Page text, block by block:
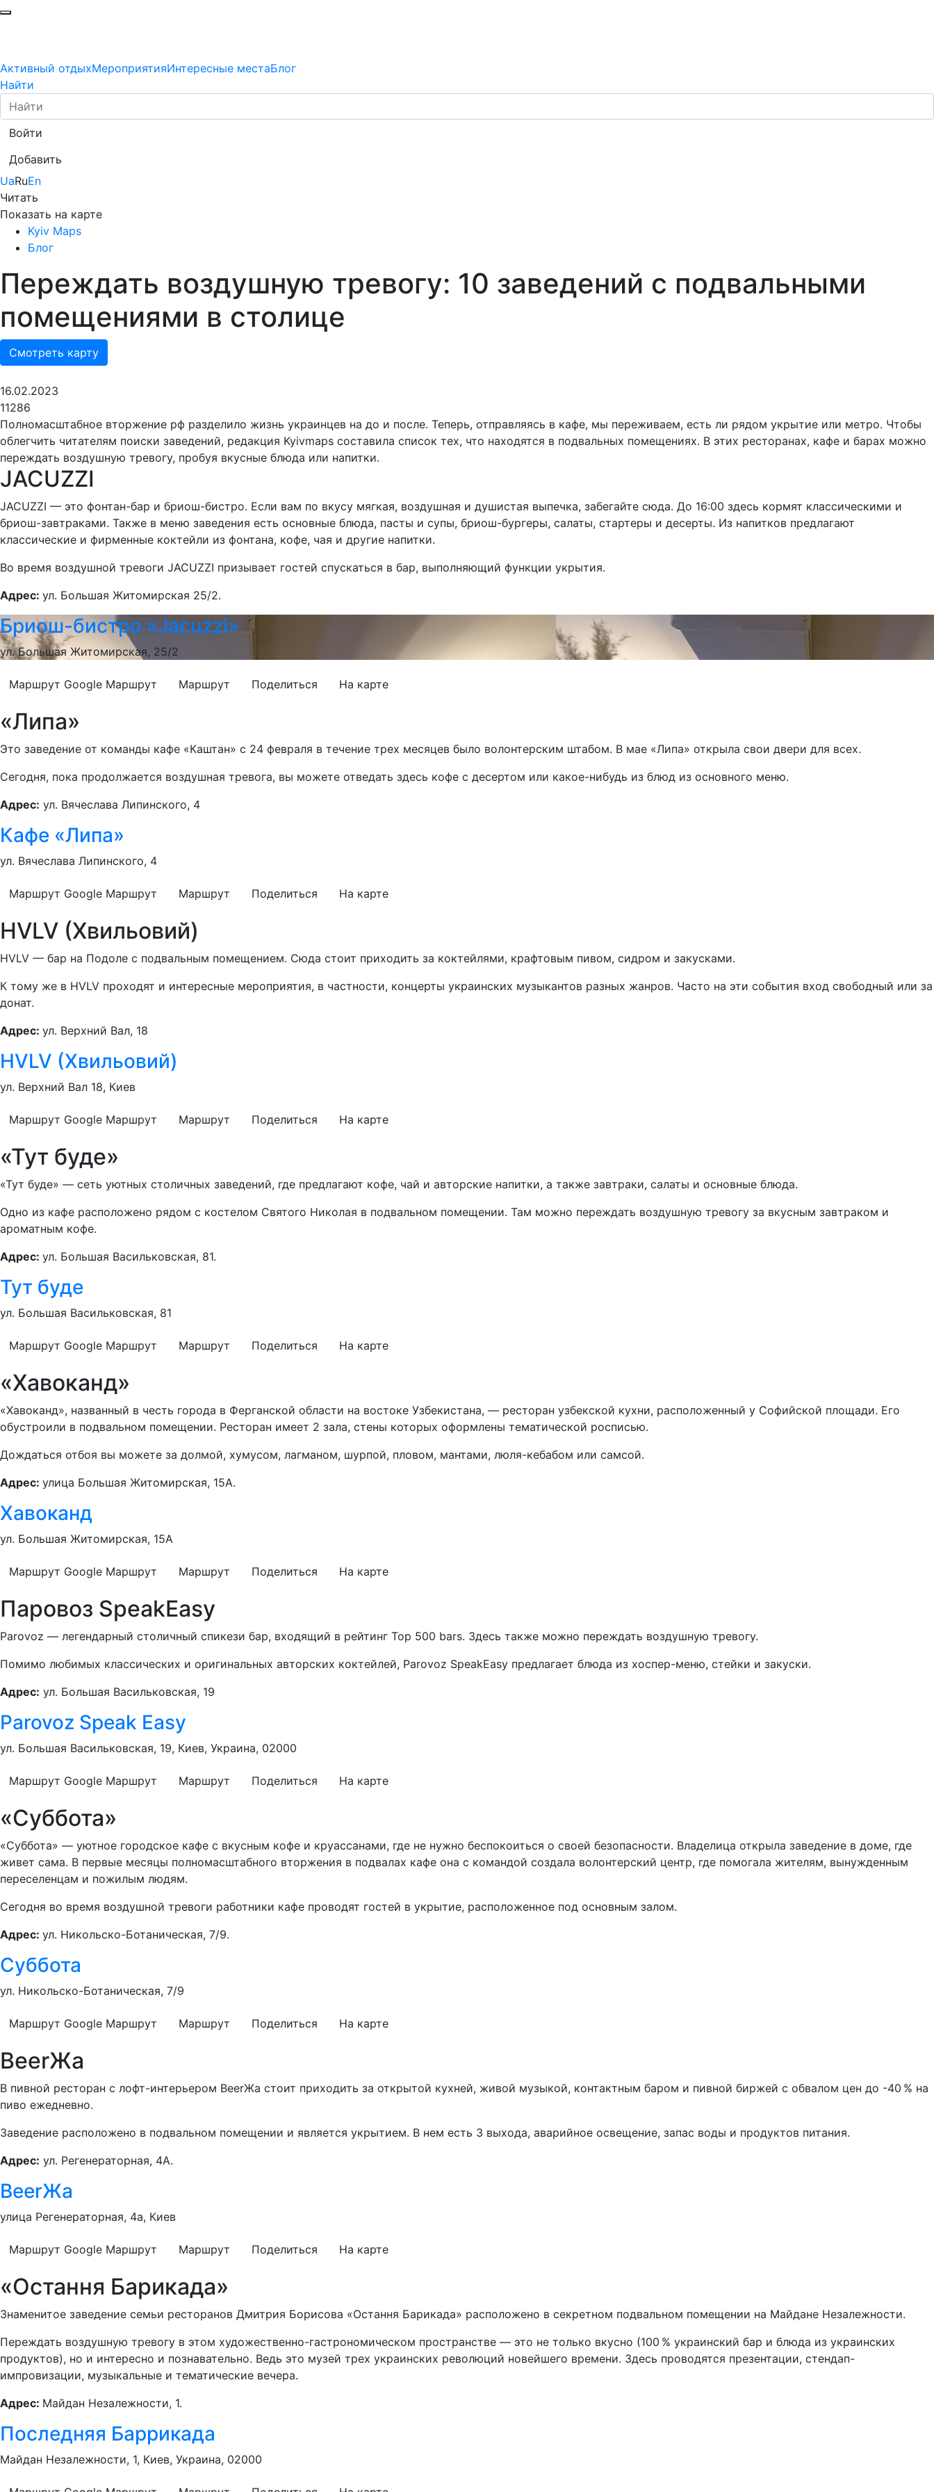
Активный отдыхМероприятияИнтересные местаБлог
Найти
Войти
Добавить
UaRuEn
Читать
Показать на карте
Kyiv Maps
Блог
Переждать воздушную тревогу: 10 заведений с подвальными
помещениями в столице
Смотреть карту
16.02.2023
11286
Полномасштабное вторжение рф разделило жизнь украинцев на до и после. Теперь, отправляясь в кафе, мы переживаем, есть ли рядом укрытие или метро. Чтобы
облегчить читателям поиски заведений, редакция Kyivmaps составила список тех, что находятся в подвальных помещениях. В этих ресторанах, кафе и барах можно
переждать воздушную тревогу, пробуя вкусные блюда или напитки.
JACUZZI
JACUZZI — это фонтан-бар и бриош-бистро. Если вам по вкусу мягкая, воздушная и душистая выпечка, забегайте сюда. До 16:00 здесь кормят классическими и
бриош-завтраками. Также в меню заведения есть основные блюда, пасты и супы, бриош-бургеры, салаты, стартеры и десерты. Из напитков предлагают
классические и фирменные коктейли из фонтана, кофе, чая и другие напитки.
Во время воздушной тревоги JACUZZI призывает гостей спускаться в бар, выполняющий функции укрытия.
Адрес: ул. Большая Житомирская 25/2.
Бриош-бистро «Jacuzzi»
ул. Большая Житомирская, 25/2
Маршрут Google Маршрут Маршрут Поделиться На карте
«Липа»
Это заведение от команды кафе «Каштан» с 24 февраля в течение трех месяцев было волонтерским штабом. В мае «Липа» открыла свои двери для всех.
Сегодня, пока продолжается воздушная тревога, вы можете отведать здесь кофе с десертом или какое-нибудь из блюд из основного меню.
Адрес: ул. Вячеслава Липинского, 4
Кафе «Липа»
ул. Вячеслава Липинского, 4
Маршрут Google Маршрут Маршрут Поделиться На карте
HVLV (Хвильовий)
HVLV — бар на Подоле с подвальным помещением. Сюда стоит приходить за коктейлями, крафтовым пивом, сидром и закусками.
К тому же в HVLV проходят и интересные мероприятия, в частности, концерты украинских музыкантов разных жанров. Часто на эти события вход свободный или за
донат.
Адрес: ул. Верхний Вал, 18
HVLV (Хвильовий)
ул. Верхний Вал 18, Киев
Маршрут Google Маршрут Маршрут Поделиться На карте
«Тут буде»
«Тут буде» — сеть уютных столичных заведений, где предлагают кофе, чай и авторские напитки, а также завтраки, салаты и основные блюда.
Одно из кафе расположено рядом с костелом Святого Николая в подвальном помещении. Там можно переждать воздушную тревогу за вкусным завтраком и
ароматным кофе.
Адрес: ул. Большая Васильковская, 81.
Тут буде
ул. Большая Васильковская, 81
Маршрут Google Маршрут Маршрут Поделиться На карте
«Хавоканд»
«Хавоканд», названный в честь города в Ферганской области на востоке Узбекистана, — ресторан узбекской кухни, расположенный у Софийской площади. Его
обустроили в подвальном помещении. Ресторан имеет 2 зала, стены которых оформлены тематической росписью.
Дождаться отбоя вы можете за долмой, хумусом, лагманом, шурпой, пловом, мантами, люля-кебабом или самсой.
Адрес: улица Большая Житомирская, 15A.
Хавоканд
ул. Большая Житомирская, 15A
Маршрут Google Маршрут Маршрут Поделиться На карте
Паровоз SpeakEasy
Parovoz — легендарный столичный спикези бар, входящий в рейтинг Top 500 bars. Здесь также можно переждать воздушную тревогу.
Помимо любимых классических и оригинальных авторских коктейлей, Parovoz SpeakEasy предлагает блюда из хоспер-меню, стейки и закуски.
Адрес: ул. Большая Васильковская, 19
Parovoz Speak Easy
ул. Большая Васильковская, 19, Киев, Украина, 02000
Маршрут Google Маршрут Маршрут Поделиться На карте
«Суббота»
«Суббота» — уютное городское кафе с вкусным кофе и круассанами, где не нужно беспокоиться о своей безопасности. Владелица открыла заведение в доме, где
живет сама. В первые месяцы полномасштабного вторжения в подвалах кафе она с командой создала волонтерский центр, где помогала жителям, вынужденным
переселенцам и пожилым людям.
Сегодня во время воздушной тревоги работники кафе проводят гостей в укрытие, расположенное под основным залом.
Адрес: ул. Никольско-Ботаническая, 7/9.
Суббота
ул. Никольско-Ботаническая, 7/9
Маршрут Google Маршрут Маршрут Поделиться На карте
BeerЖа
В пивной ресторан с лофт-интерьером BeerЖа стоит приходить за открытой кухней, живой музыкой, контактным баром и пивной биржей с обвалом цен до -40 % на
пиво ежедневно.
Заведение расположено в подвальном помещении и является укрытием. В нем есть 3 выхода, аварийное освещение, запас воды и продуктов питания.
Адрес: ул. Регенераторная, 4А.
BeerЖа
улица Регенераторная, 4а, Киев
Маршрут Google Маршрут Маршрут Поделиться На карте
«Остання Барикада»
Знаменитое заведение семьи ресторанов Дмитрия Борисова «Остання Барикада» расположено в секретном подвальном помещении на Майдане Незалежности.
Переждать воздушную тревогу в этом художественно-гастрономическом пространстве — это не только вкусно (100 % украинский бар и блюда из украинских
продуктов), но и интересно и познавательно. Ведь это музей трех украинских революций новейшего времени. Здесь проводятся презентации, стендап-
импровизации, музыкальные и тематические вечера.
Адрес: Майдан Незалежности, 1.
Последняя Баррикада
Майдан Незалежности, 1, Киев, Украина, 02000